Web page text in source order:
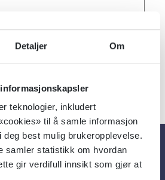
Detaljer Om
teknologier, inkludert
til å samle informasjon
deg best mulig brukeropplevelse.
samler statistikk om hvordan
gir verdifull innsikt som gjør at
Dato Alfabetisk